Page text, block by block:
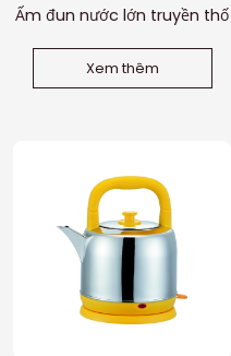
Ấm đun nước lớn truyền thố
Xem thêm